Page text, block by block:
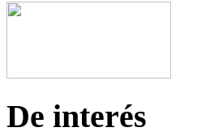
De interés